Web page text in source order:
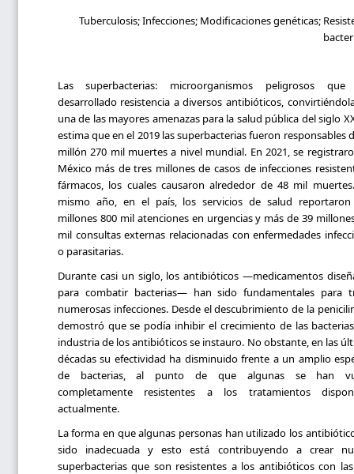
Tuberculosis; Infecciones; Modificaciones genéticas;
Las superbacterias: microorganismos peligrosos que
desarrollado resistencia a diversos antibióticos,
una de las mayores amenazas para la salud pública del siglo
estima que en el 2019 las superbacterias fueron responsables
millón 270 mil muertes a nivel mundial. En 2021, se
México más de tres millones de casos de infecciones
fármacos, los cuales causaron alrededor de 48 mil
mismo año, en el país, los servicios de salud
millones 800 mil atenciones en urgencias y más de 39
mil consultas externas relacionadas con enfermedades
o parasitarias.
Durante casi un siglo, los antibióticos —medicamentos
para combatir bacterias— han sido fundamentales para
numerosas infecciones. Desde el descubrimiento de la
demostró que se podía inhibir el crecimiento de las
industria de los antibióticos se instauro. No obstante, en las
décadas su efectividad ha disminuido frente a un amplio
de bacterias, al punto de que algunas se han
completamente resistentes a los tratamientos
actualmente.
La forma en que algunas personas han utilizado los
sido inadecuada y esto está contribuyendo a crear
superbacterias que son resistentes a los antibióticos con